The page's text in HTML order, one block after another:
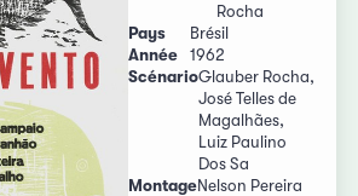
Rocha
Pays
Brésil
Année
1962
ScénarioGlauber Rocha,
José Telles de
Magalhães,
Luiz Paulino
Dos Sa
MontageNelson Pereira